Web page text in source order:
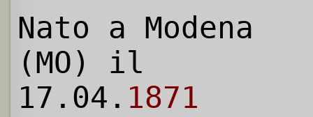
Nato a Modena
(MO) il
17.04. 1871